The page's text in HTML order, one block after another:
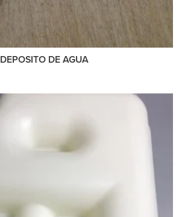
DEPOSITO DE AGUA